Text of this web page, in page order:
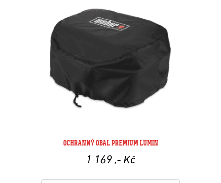
OCHRANNÝ OBAL PREMIUM LUMIN
1 169 ,- Kč